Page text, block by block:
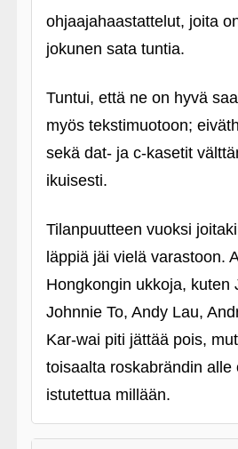
ohjaajahaastattelut, joita
jokunen sata tuntia.
Tuntui, että ne on hyvä
myös tekstimuotoon;
sekä dat- ja c-kasetit
ikuisesti.
Tilanpuutteen vuoksi
läppiä jäi vielä varastoon.
Hongkongin ukkoja, kuten
Johnnie To, Andy Lau,
Kar-wai piti jättää pois,
toisaalta roskabrändin alle
istutettua millään.